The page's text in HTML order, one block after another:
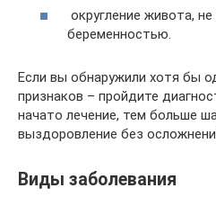
округление живота,
беременностью.
Если вы обнаружили хотя бы
признаков – пройдите
начато лечение, тем больше
выздоровление без
Виды заболевания